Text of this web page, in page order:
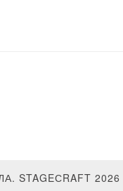
STAGEСRAFT 2026